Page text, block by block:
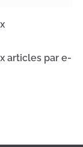
articles par e-